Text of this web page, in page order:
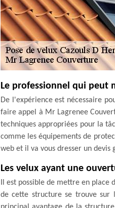
Le professionnel qui peut
De l'expérience est nécessaire
faire appel à Mr Lagrenee
techniques appropriées pour la
comme les équipements de
web et il va vous dresser un devis
Les velux ayant une
Il est possible de mettre en
de cette structure se trouve sur